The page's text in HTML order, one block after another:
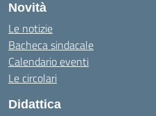
Novità
Le notizie
Bacheca sindacale
Calendario eventi
Le circolari
Didattica